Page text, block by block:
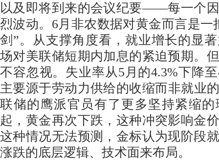
以及即将到来的会议纪要——每一个
烈波动。6月非农数据对黄金而言是一
剑”。从支撑角度看，就业增长的显
场对美联储短期内加息的紧迫预期。
不容忽视。失业率从5月的4.3%下降
主要源于劳动力供给的收缩而非就
联储的鹰派官员有了更多坚持紧缩
起，黄金再次下跌，这种冲突影响金
这种情况无法预测，金标认为现阶段
涨跌的底层逻辑、技术面来布局。